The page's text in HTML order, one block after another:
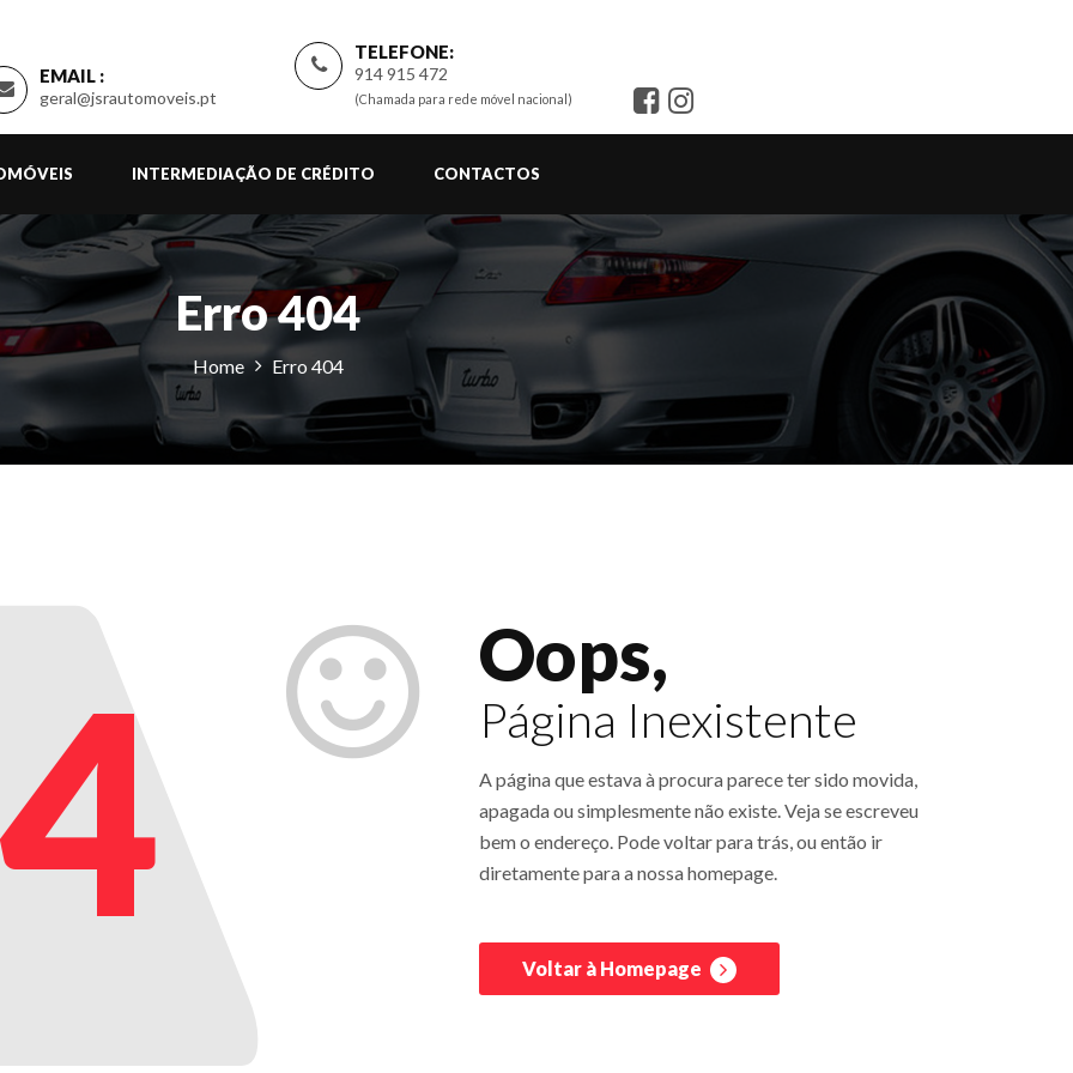
EMAIL :
geral@jsrautomoveis.pt
TELEFONE:
914 915 472
(Chamada para rede móvel nacional)
INTERMEDIAÇÃO DE CRÉDITO CONTACTOS
Erro 404
Home Erro 404
4 Oops,
Página Inexistente
A página que estava à procura parece ter sido movida,
apagada ou simplesmente não existe. Veja se escreveu
bem o endereço. Pode voltar para trás, ou então ir
diretamente para a nossa homepage.
Voltar à Homepage